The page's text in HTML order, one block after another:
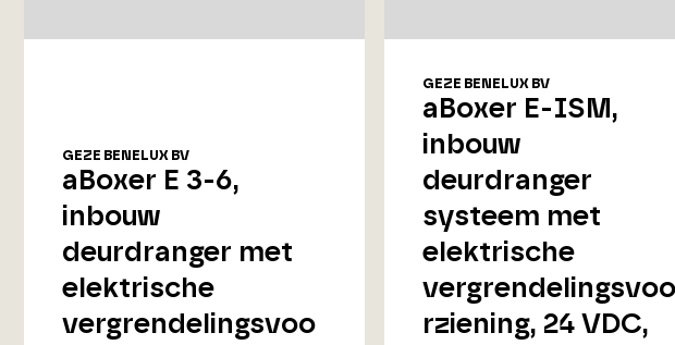
GEZE BENELUX BV
aBoxer E 3-6,
inbouw
deurdranger met
elektrische
vergrendelingsvoo
GEZE BENELUX BV
aBoxer E-ISM,
inbouw
deurdranger
systeem met
elektrische
vergrendelingsvoo
rziening, 24 VDC,